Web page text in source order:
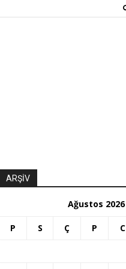
ARŞİV
Ağustos 2026
P S Ç P C